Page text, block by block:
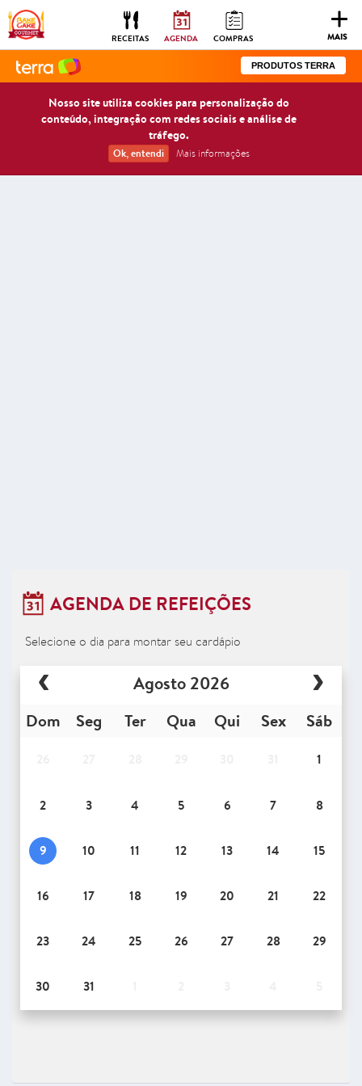
PRODUTOS TERRA
Nosso site utiliza cookies para personalização do
conteúdo, integração com redes sociais e análise de
tráfego.
Ok, entendi Mais informações
MAIS
RECEITAS AGENDA COMPRAS
AGENDA DE REFEIÇÕES
Selecione o dia para montar seu cardápio
Agosto 2026
Dom Seg Ter Qua Qui Sex Sáb
1
2 3 4 5 6 7 8
9 10 11 12 13 14 15
16 17 18 19 20 21 22
23 24 25 26 27 28 29
30 31